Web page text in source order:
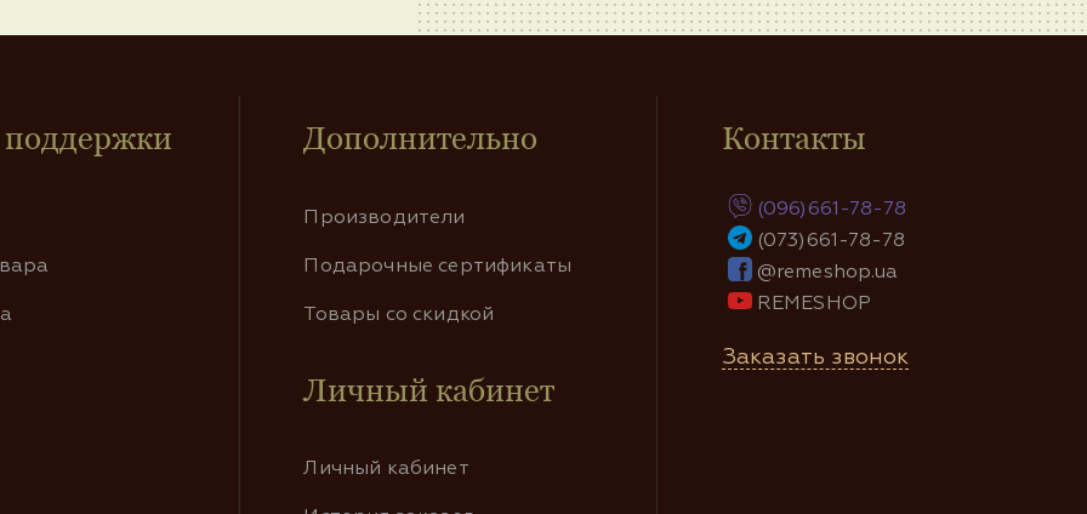
Дополнительно
Производители
Подарочные сертификаты
Товары со скидкой
Личный кабинет
Личный кабинет
Контакты
(096)661-78-78
(073)661-78-78
@remeshop.ua
REMESHOP
Заказать звонок